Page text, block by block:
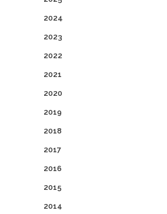
2024
2023
2022
2021
2020
2019
2018
2017
2016
2015
2014